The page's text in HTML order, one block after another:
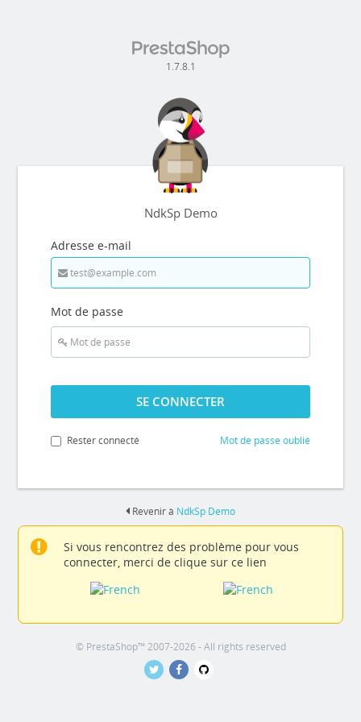
1.7.8.1
NdkSp Demo
Adresse e-mail
Mot de passe
SE CONNECTER
Rester connecté Mot de passe oublié
Revenir à NdkSp Demo
Si vous rencontrez des problème pour vous
connecter, merci de clique sur ce lien
© PrestaShop™ 2007-2026 - All rights reserved